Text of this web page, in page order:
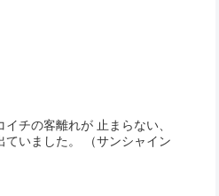
チの客離れが 止まらない、
いました。 （サンシャイン